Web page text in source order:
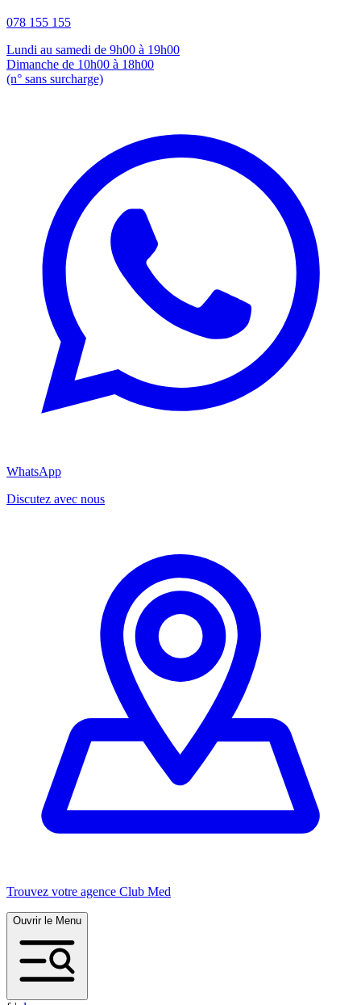
078 155 155
Lundi au samedi de 9h00 à 19h00
Dimanche de 10h00 à 18h00
(n° sans surcharge)
WhatsApp
Discutez avec nous
Trouvez votre agence Club Med
Ouvrir le Menu